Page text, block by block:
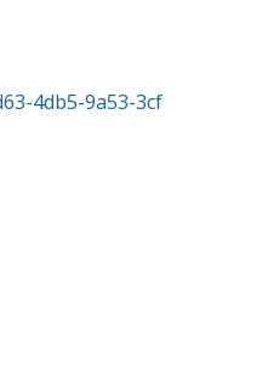
4db5-9a53-3cf